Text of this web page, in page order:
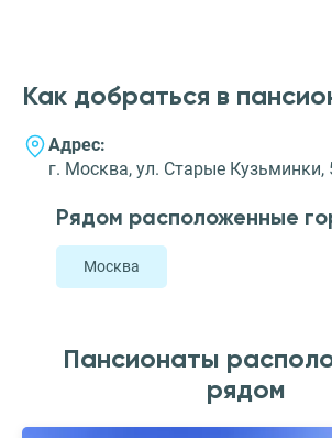
Как добраться в
Адрес:
г. Москва, ул. Старые Кузьминки,
Рядом расположенные
Москва
Пансионаты
рядом